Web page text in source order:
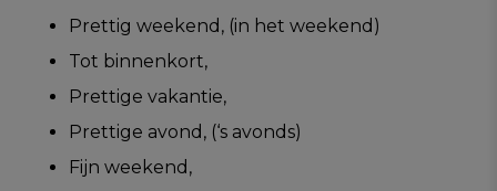
Prettig weekend, (in het weekend)
Tot binnenkort,
Prettige vakantie,
Prettige avond, (‘s avonds)
Fijn weekend,